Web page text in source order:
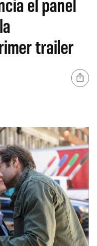
trailer